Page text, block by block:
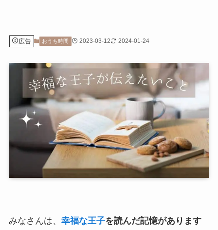
広告 おうち時間 2023-03-12 2024-01-24
みなさんは、 幸福な王子を読んだ記憶があります